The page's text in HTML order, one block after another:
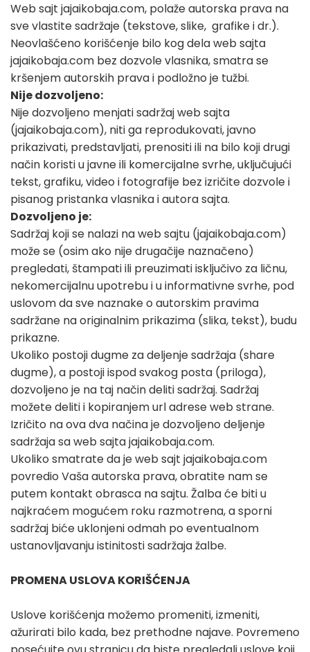
Web sajt jajaikobaja.com, polaže autorska prava na
sve vlastite sadržaje (tekstove, slike, grafike i dr.).
Neovlašćeno korišćenje bilo kog dela web sajta
jajaikobaja.com bez dozvole vlasnika, smatra se
kršenjem autorskih prava i podložno je tužbi.
Nije dozvoljeno:
Nije dozvoljeno menjati sadržaj web sajta
(jajaikobaja.com), niti ga reprodukovati, javno
prikazivati, predstavljati, prenositi ili na bilo koji drugi
način koristi u javne ili komercijalne svrhe, uključujući
tekst, grafiku, video i fotografije bez izričite dozvole i
pisanog pristanka vlasnika i autora sajta.
Dozvoljeno je:
Sadržaj koji se nalazi na web sajtu (jajaikobaja.com)
može se (osim ako nije drugačije naznačeno)
pregledati, štampati ili preuzimati isključivo za ličnu,
nekomercijalnu upotrebu i u informativne svrhe, pod
uslovom da sve naznake o autorskim pravima
sadržane na originalnim prikazima (slika, tekst), budu
prikazne.
Ukoliko postoji dugme za deljenje sadržaja (share
dugme), a postoji ispod svakog posta (priloga),
dozvoljeno je na taj način deliti sadržaj. Sadržaj
možete deliti i kopiranjem url adrese web strane.
Izričito na ova dva načina je dozvoljeno deljenje
sadržaja sa web sajta jajaikobaja.com.
Ukoliko smatrate da je web sajt jajaikobaja.com
povredio Vaša autorska prava, obratite nam se
putem kontakt obrasca na sajtu. Žalba će biti u
najkraćem mogućem roku razmotrena, a sporni
sadržaj biće uklonjeni odmah po eventualnom
ustanovljavanju istinitosti sadržaja žalbe.
PROMENA USLOVA KORIŠĆENJA
Uslove korišćenja možemo promeniti, izmeniti,
ažurirati bilo kada, bez prethodne najave. Povremeno